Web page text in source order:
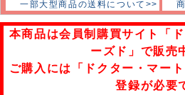
一部大型商品の送料について>>
本商品は会員制購買サイト「
ーズド」で販売
ご購入には「ドクター・マー
登録が必要